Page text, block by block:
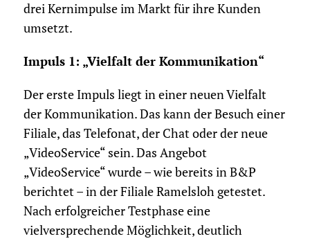
drei Kernimpulse im Markt für ihre Kunden
umsetzt.
Impuls 1: „Vielfalt der Kommunikation“
Der erste Impuls liegt in einer neuen Vielfalt
der Kommunikation. Das kann der Besuch einer
Filiale, das Telefonat, der Chat oder der neue
„VideoService“ sein. Das Angebot
„VideoService“ wurde – wie bereits in B&P
berichtet – in der Filiale Ramelsloh getestet.
Nach erfolgreicher Testphase eine
vielversprechende Möglichkeit, deutlich